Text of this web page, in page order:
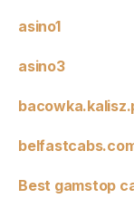
asino1
asino3
Best gamstop